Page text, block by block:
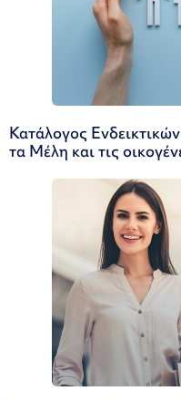
Κατάλογος
τα Μέλη και τις